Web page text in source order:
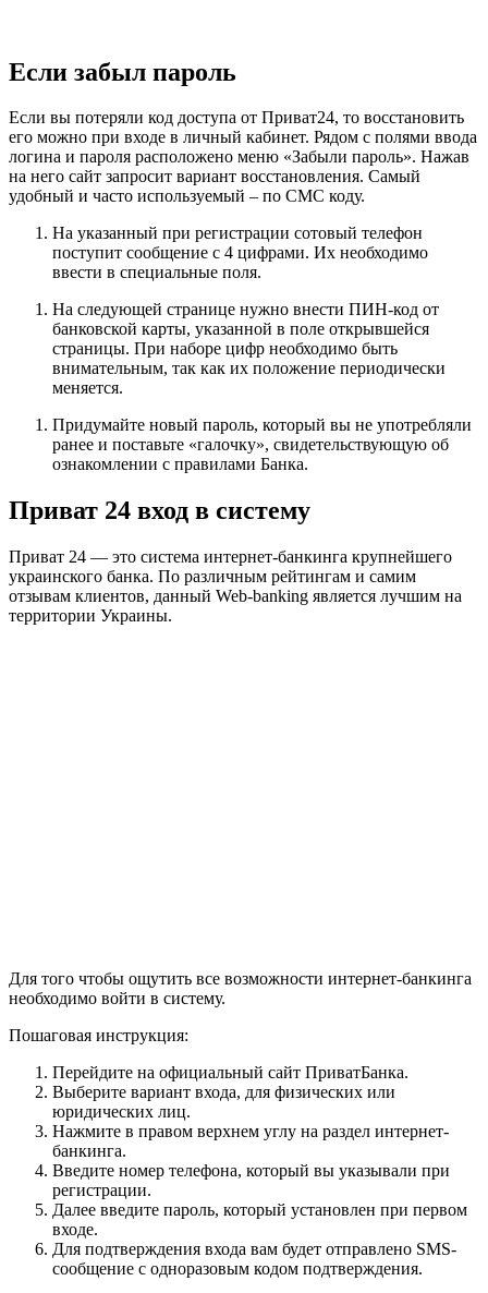
Если забыл пароль
Если вы потеряли код доступа от Приват24, то восстановить
его можно при входе в личный кабинет. Рядом с полями ввода
логина и пароля расположено меню «Забыли пароль». Нажав
на него сайт запросит вариант восстановления. Самый
удобный и часто используемый – по СМС коду.
На указанный при регистрации сотовый телефон
поступит сообщение с 4 цифрами. Их необходимо
ввести в специальные поля.
На следующей странице нужно внести ПИН-код от
банковской карты, указанной в поле открывшейся
страницы. При наборе цифр необходимо быть
внимательным, так как их положение периодически
меняется.
Придумайте новый пароль, который вы не употребляли
ранее и поставьте «галочку», свидетельствующую об
ознакомлении с правилами Банка.
Приват 24 вход в систему
Приват 24 — это система интернет-банкинга крупнейшего
украинского банка. По различным рейтингам и самим
отзывам клиентов, данный Web-banking является лучшим на
территории Украины.
Для того чтобы ощутить все возможности интернет-банкинга
необходимо войти в систему.
Пошаговая инструкция:
Перейдите на официальный сайт ПриватБанка.
Выберите вариант входа, для физических или
юридических лиц.
Нажмите в правом верхнем углу на раздел интернет-
банкинга.
Введите номер телефона, который вы указывали при
регистрации.
Далее введите пароль, который установлен при первом
входе.
Для подтверждения входа вам будет отправлено SMS-
сообщение с одноразовым кодом подтверждения.